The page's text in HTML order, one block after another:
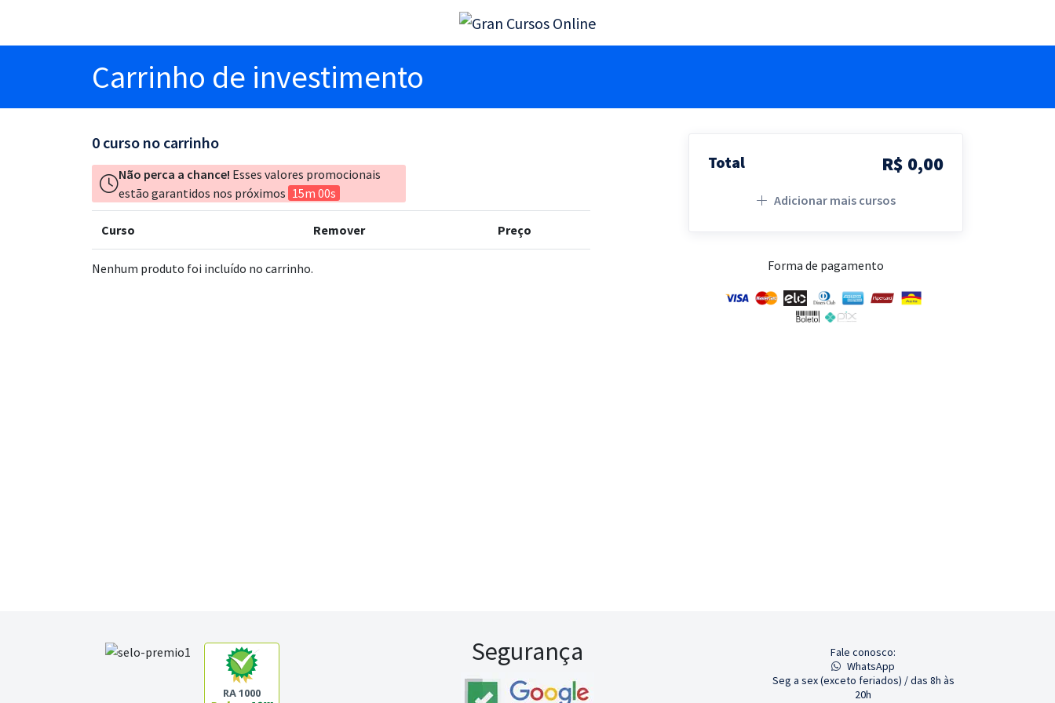
Carrinho de investimento
0 curso no carrinho
Não perca a chance! Esses valores promocionais
estão garantidos nos próximos 15m 00s
Curso Remover Preço
Nenhum produto foi incluído no carrinho.
Total R$ 0,00
Adicionar mais cursos
Forma de pagamento
RA 1000
Segurança
Fale conosco:
WhatsApp
Seg a sex (exceto feriados) / das 8h às
20h